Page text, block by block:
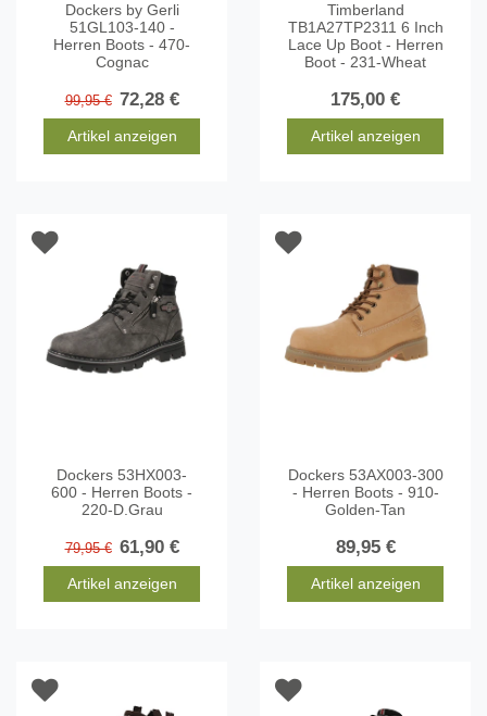
Dockers by Gerli
51GL103-140 -
Herren Boots - 470-
Cognac
99,95 € 72,28 €
Artikel anzeigen
Timberland
TB1A27TP2311 6 Inch
Lace Up Boot - Herren
Boot - 231-Wheat
175,00 €
Artikel anzeigen
Dockers 53HX003-
600 - Herren Boots -
220-D.Grau
79,95 € 61,90 €
Artikel anzeigen
Dockers 53AX003-300
- Herren Boots - 910-
Golden-Tan
89,95 €
Artikel anzeigen